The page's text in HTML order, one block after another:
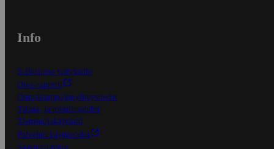
Info
S-Business yrityksille
Oiva-raportit
Osuuskauppojen yhteystiedot
Tilaus- ja toimitusehdot
Tietosuojakäytäntö
Palvelun käyttöehdot
Saavutettavuus